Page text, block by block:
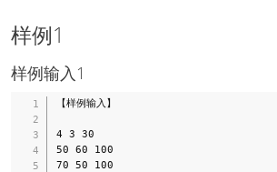
样例1
样例输入1
【样例输入】
4 3 30
50 60 100
70 50 100